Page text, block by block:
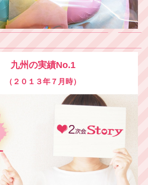
九州の実績No.1
（２０１３年７月時）